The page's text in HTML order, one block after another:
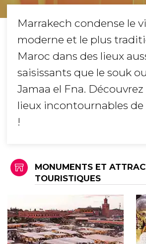
Marrakech condense le
moderne et le plus
Maroc dans des lieux
saisissants que le souk
Jamaa el Fna.
lieux incontournables de
!
MONUMENTS ET
TOURISTIQUES